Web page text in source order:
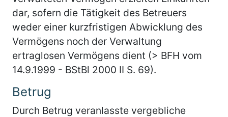
dar, sofern die Tätigkeit des Betreuers
weder einer kurzfristigen Abwicklung des
Vermögens noch der Verwaltung
ertraglosen Vermögens dient (> BFH vom
14.9.1999 - BStBl 2000 II S. 69).
Betrug
Durch Betrug veranlasste vergebliche